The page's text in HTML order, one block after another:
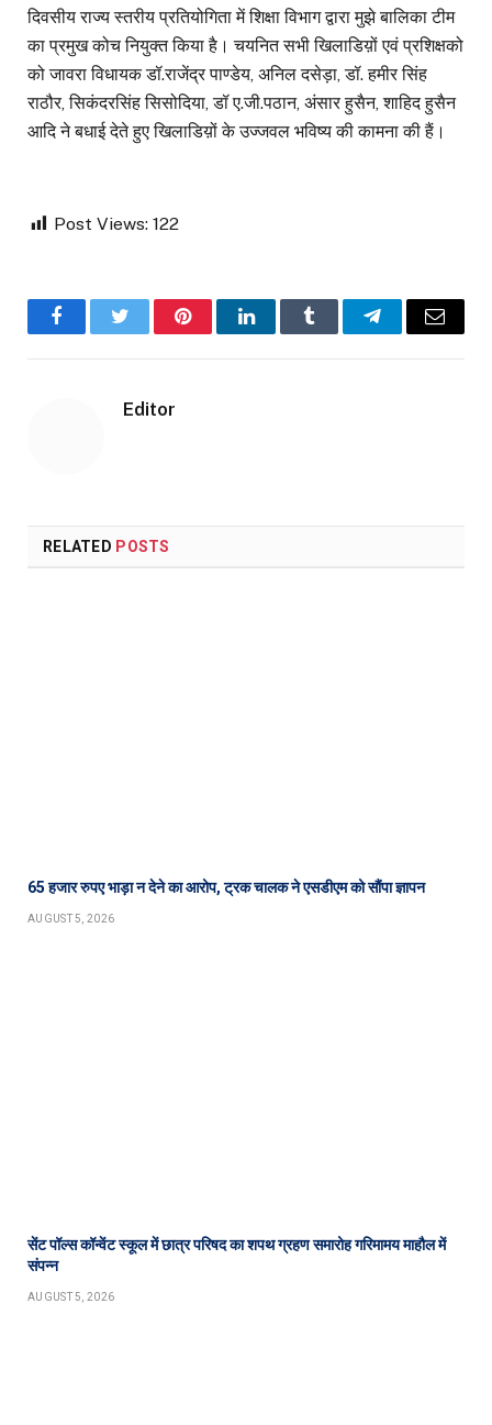
दिवसीय राज्य स्तरीय प्रतियोगिता में शिक्षा विभाग द्वारा मुझे बालिका टीम
का प्रमुख कोच नियुक्त किया है। चयनित सभी खिलाडिय़ों एवं प्रशिक्षको
को जावरा विधायक डॉ.राजेंद्र पाण्डेय, अनिल दसेड़ा, डॉ. हमीर सिंह
राठौर, सिकंदरसिंह सिसोदिया, डॉ ए.जी.पठान, अंसार हुसैन, शाहिद हुसैन
आदि ने बधाई देते हुए खिलाडिय़ों के उज्जवल भविष्य की कामना की हैं।
Post Views: 122
FacebookTwitter PinterestLinkedInTumblr TelegramEmail
Editor
RELATED POSTS
65 हजार रुपए भाड़ा न देने का आरोप, ट्रक चालक ने एसडीएम को सौंपा ज्ञापन
AUGUST 5, 2026
सेंट पॉल्स कॉन्वेंट स्कूल में छात्र परिषद का शपथ ग्रहण समारोह गरिमामय माहौल में
संपन्न
AUGUST 5, 2026